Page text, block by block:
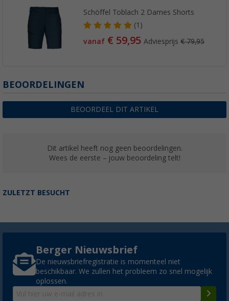
Schöffel Toblach 2 Dames Shorts
(1)
vanaf € 59,95Adviesprijs€ 79,95
BEOORDELINGEN
BEOORDEEL DIT ARTIKEL
Dit artikel heeft nog geen beoordelingen.
Wees de eerste – jouw beoordeling telt!
ZULETZT BESUCHT
Berger Nieuwsbrief
De nieuwsbriefregistratie is momenteel niet
beschikbaar. We zullen het probleem zo snel mogelijk
oplossen.